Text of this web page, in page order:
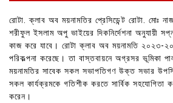
রোটা. ক্লাব অব ময়নামতির প্রেসিডেন্ট রোটা. মোঃ
শরীফুল ইসলাম অপু ভাইয়ের দিকনির্দেশনা অনুযায়ী
কাজ করে যাবে। রোটা ক্লাব অব ময়নামতি ২০২৩-
পরিকল্পনা করেছে। তা বাস্তবায়নে অগ্রসর ভূমিকা
ময়নামতির সাবেক সকল সভাপতিগণ উক্ত সভার
সকল কার্যক্রমকে গতিশীক করতে সার্বিক
করেন।